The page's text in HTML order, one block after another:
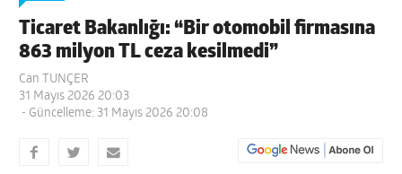
Ticaret Bakanlığı: “Bir otomobil firmasına
863 milyon TL ceza kesilmedi”
Can TUNÇER
31 Mayıs 2026 20:03
- Güncelleme: 31 Mayıs 2026 20:08